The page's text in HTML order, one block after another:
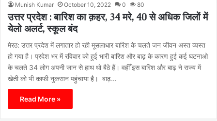
Munish Kumar October 10, 2022 0 80
उत्तर प्रदेश : बारिश का क़हर, 34 मरे, 40 से अधिक जिलों में
येलो अलर्ट, स्कूल बंद
मेरठ: उत्तर प्रदेश में लगातार हो रही मूसलाधार बारिश के चलते जन जीवन अस्त व्यस्त
हो गया है। प्रदेश भर में रविवार को हुई भारी बारिश और बाढ़ के कारण हुई कई घटनाओ
के चलते 34 लोग अपनी जान से हाथ धो बैठे हैं। वहीँ इस बारिश और बाढ़ ने राज्य में
खेती को भी काफी नुकसान पहुंचाया है। बाढ़…
Read More »